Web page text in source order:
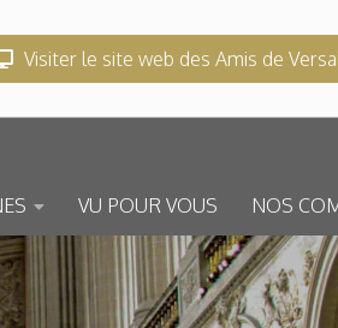
Visiter le site web des Amis de
VU POUR VOUS NOS